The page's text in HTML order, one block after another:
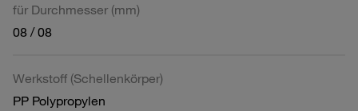
für Durchmesser (mm)
08 / 08
Werkstoff (Schellenkörper)
PP Polypropylen